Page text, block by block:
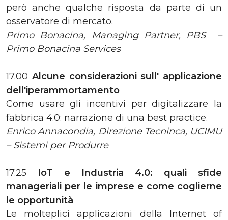
però anche qualche risposta da parte di un
osservatore di mercato.
Primo Bonacina, Managing Partner, PBS –
Primo Bonacina Services
17.00 Alcune considerazioni sull' applicazione
dell'iperammortamento
Come usare gli incentivi per digitalizzare la
fabbrica 4.0: narrazione di una best practice.
Enrico Annacondia, Direzione Tecninca, UCIMU
– Sistemi per Produrre
17.25 IoT e Industria 4.0: quali sfide
manageriali per le imprese e come coglierne
le opportunità
Le molteplici applicazioni della Internet of